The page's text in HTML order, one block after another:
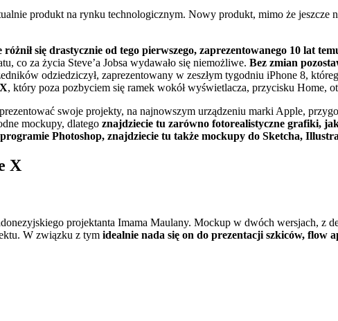
produkt na rynku technologicznym. Nowy produkt, mimo że jeszcze
się drastycznie od tego pierwszego, zaprezentowanego 10 lat
co za życia Steve’a Jobsa wydawało się niemożliwe. Bez zmian
odziedziczył, zaprezentowany w zeszłym tygodniu iPhone 8,
, który poza pozbyciem się ramek wokół wyświetlacza, przycisku Home,
swoje projekty, na najnowszym urządzeniu marki Apple,
mockupy, dlatego znajdziecie tu zarówno fotorealistyczne grafiki,
Photoshop, znajdziecie tu także mockupy do Sketcha,
X
projektanta Imama Maulany. Mockup w dwóch wersjach, z
W związku z tym idealnie nada się on do prezentacji szkiców, flow